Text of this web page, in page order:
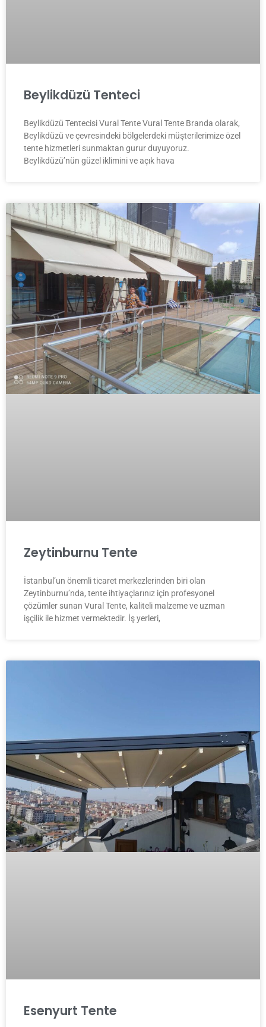
Beylikdüzü Tenteci
Beylikdüzü Tentecisi Vural Tente Vural Tente Branda olarak,
Beylikdüzü ve çevresindeki bölgelerdeki müşterilerimize özel
tente hizmetleri sunmaktan gurur duyuyoruz.
Beylikdüzü’nün güzel iklimini ve açık hava
Zeytinburnu Tente
İstanbul’un önemli ticaret merkezlerinden biri olan
Zeytinburnu’nda, tente ihtiyaçlarınız için profesyonel
çözümler sunan Vural Tente, kaliteli malzeme ve uzman
işçilik ile hizmet vermektedir. İş yerleri,
Esenyurt Tente